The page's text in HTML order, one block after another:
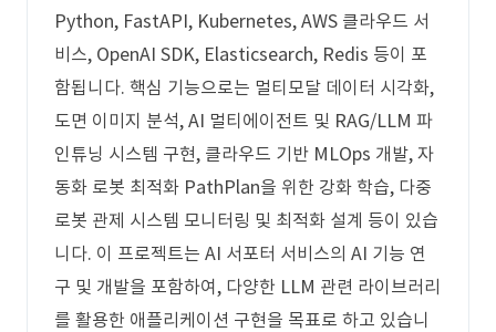
Python, FastAPI, Kubernetes, AWS 클라우드 서
비스, OpenAI SDK, Elasticsearch, Redis 등이 포
함됩니다. 핵심 기능으로는 멀티모달 데이터 시각화,
도면 이미지 분석, AI 멀티에이전트 및 RAG/LLM 파
인튜닝 시스템 구현, 클라우드 기반 MLOps 개발, 자
동화 로봇 최적화 PathPlan을 위한 강화 학습, 다중
로봇 관제 시스템 모니터링 및 최적화 설계 등이 있습
니다. 이 프로젝트는 AI 서포터 서비스의 AI 기능 연
구 및 개발을 포함하여, 다양한 LLM 관련 라이브러리
를 활용한 애플리케이션 구현을 목표로 하고 있습니